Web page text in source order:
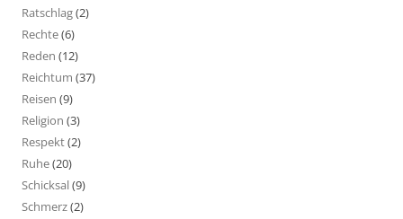
Ratschlag(2)
Rechte(6)
Reden (12)
Reichtum (37)
Reisen (9)
Religion (3)
Respekt(2)
Ruhe(20)
Schicksal(9)
Schmerz(2)